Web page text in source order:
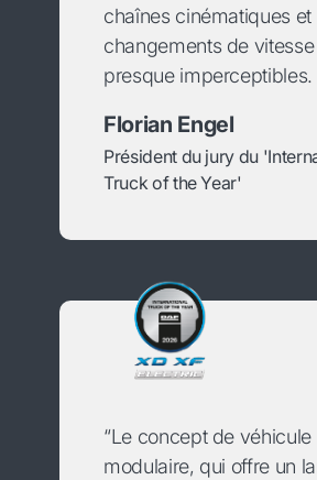
chaînes cinématiques et
changements de vitesse
presque imperceptibles.
Florian Engel
Président du jury du
Truck of the Year'
“Le concept de véhicule
modulaire, qui offre un